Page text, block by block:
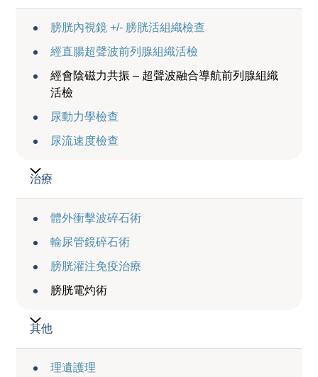
膀胱內視鏡 +/- 膀胱活組織檢查
經直腸超聲波前列腺組織活檢
經會陰磁力共振 – 超聲波融合導航前列腺組織
活檢
尿動力學檢查
尿流速度檢查
治療
體外衝擊波碎石術
輸尿管鏡碎石術
膀胱灌注免疫治療
膀胱電灼術
其他
理遺護理